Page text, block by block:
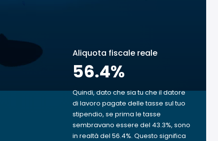
Aliquota fiscale reale
56.4%
Quindi, dato che sia tu che il datore
di lavoro pagate delle tasse sul tuo
stipendio, se prima le tasse
sembravano essere del 43.3%, sono
in realtà del 56.4%. Questo significa